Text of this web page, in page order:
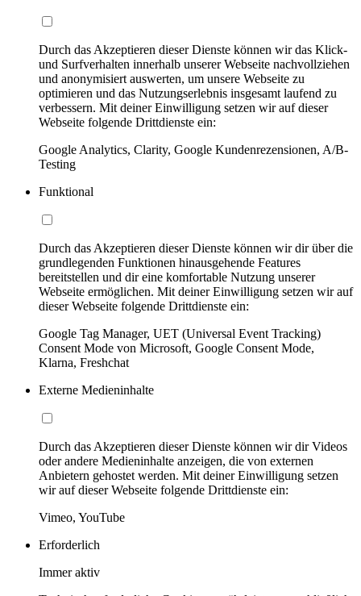
Durch das Akzeptieren dieser Dienste können wir das Klick-
und Surfverhalten innerhalb unserer Webseite nachvollziehen
und anonymisiert auswerten, um unsere Webseite zu
optimieren und das Nutzungserlebnis insgesamt laufend zu
verbessern. Mit deiner Einwilligung setzen wir auf dieser
Webseite folgende Drittdienste ein:
Google Analytics, Clarity, Google Kundenrezensionen, A/B-
Testing
Funktional
Durch das Akzeptieren dieser Dienste können wir dir über die
grundlegenden Funktionen hinausgehende Features
bereitstellen und dir eine komfortable Nutzung unserer
Webseite ermöglichen. Mit deiner Einwilligung setzen wir auf
dieser Webseite folgende Drittdienste ein:
Google Tag Manager, UET (Universal Event Tracking)
Consent Mode von Microsoft, Google Consent Mode,
Klarna, Freshchat
Externe Medieninhalte
Durch das Akzeptieren dieser Dienste können wir dir Videos
oder andere Medieninhalte anzeigen, die von externen
Anbietern gehostet werden. Mit deiner Einwilligung setzen
wir auf dieser Webseite folgende Drittdienste ein:
Vimeo, YouTube
Erforderlich
Immer aktiv